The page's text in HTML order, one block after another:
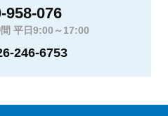
958-076
平日9:00～17:00
246-6753